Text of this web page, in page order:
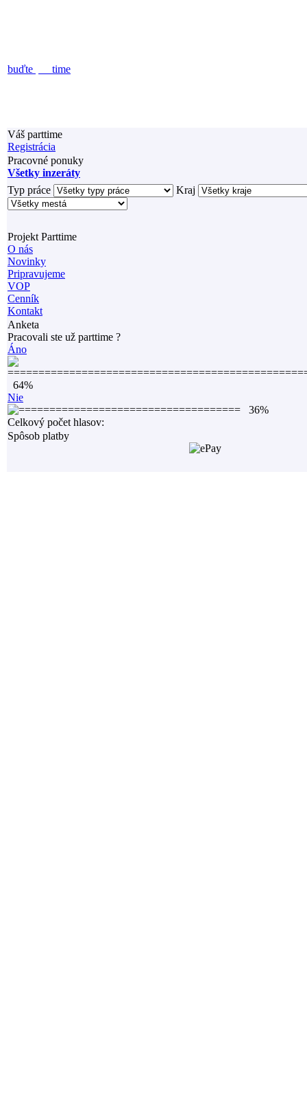
buďte time
Váš parttime
Registrácia
Pracovné ponuky
Všetky inzeráty
Typ práce
Kraj
Projekt Parttime
O nás
Novinky
Pripravujeme
VOP
Cenník
Kontakt
Anketa
Pracovali ste už parttime ?
Áno
64%
Nie
36%
Celkový počet hlasov:
Spôsob platby